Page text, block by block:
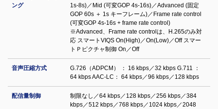
ング
1s-8s)／Mid (可変GOP 4s-16s)／Advanced (固定
GOP 60s ＋ 1s キーフレーム)／Frame rate control
(可変GOP 4s-16s + frame rate control)
※Advanced、Frame rate controlは、H.265のみ対
応 スマートVIQS On(High)／On(Low)／Off スマー
トＰピクチャ制御 On／Off
音声圧縮方式
G.726（ADPCM） ： 16 kbps／32 kbps G.711 ：
64 kbps AAC-LC： 64 kbps／96 kbps／128 kbps
配信量制御
制限なし／64 kbps／128 kbps／256 kbps／384
kbps／512 kbps／768 kbps／1024 kbps／2048